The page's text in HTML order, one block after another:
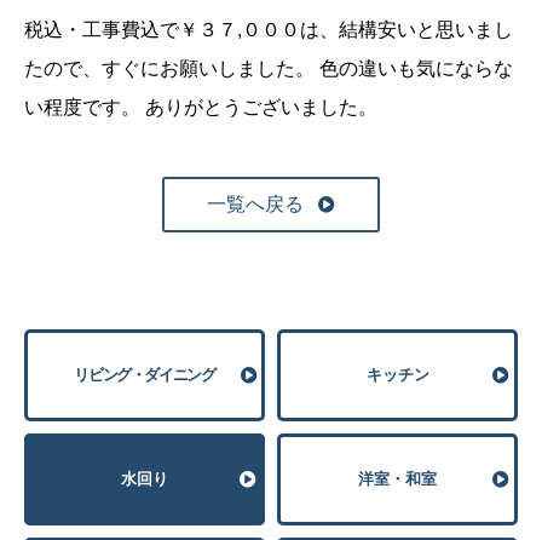
税込・工事費込で￥３７,０００は、結構安いと思いまし
たので、すぐにお願いしました。
色の違いも気にならな
い程度です。
ありがとうございました。
一覧へ戻る
リビング・ダイニング キッチン
⽔回り 洋室・和室